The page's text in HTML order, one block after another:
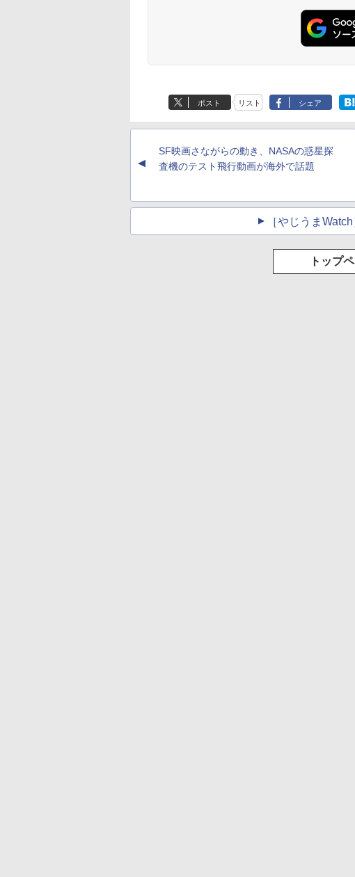
ポスト リスト シェア
▲
SF映画さながらの動き、NASAの惑星探
査機のテスト飛行動画が海外で話題
［やじうま
トップ